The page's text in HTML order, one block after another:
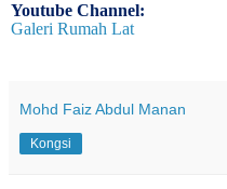
Youtube Channel:
Galeri Rumah Lat
Mohd Faiz Abdul Manan
Kongsi